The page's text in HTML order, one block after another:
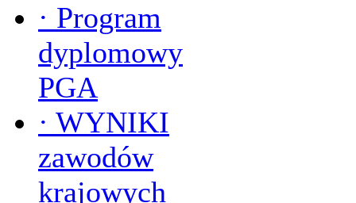
· Program
dyplomowy
PGA
· WYNIKI
zawodów
krajowych